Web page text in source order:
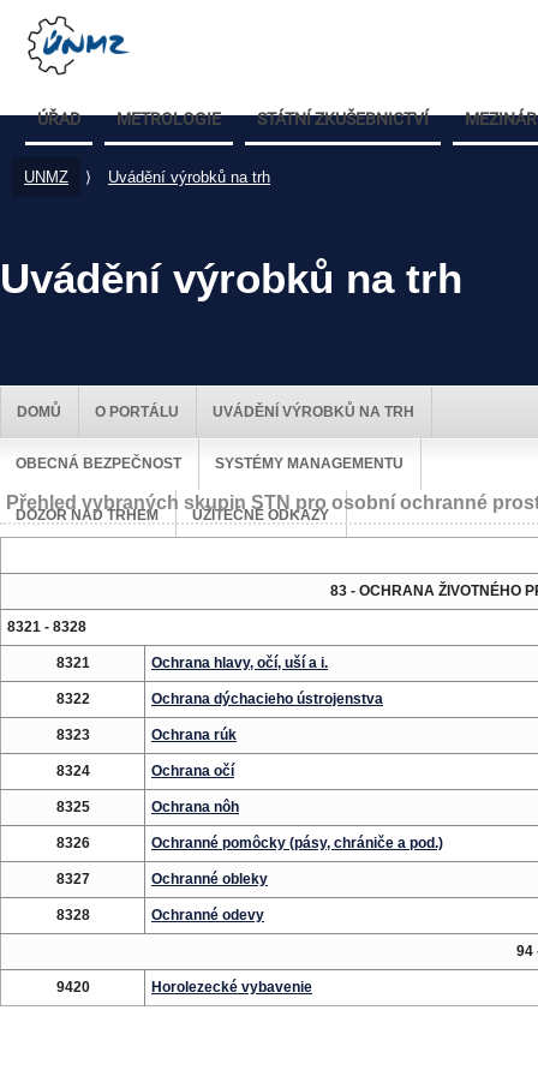
ÚŘAD METROLOGIE STÁTNÍ ZKUŠEBNICTVÍ
UNMZ ⟩ Uvádění výrobků na trh
Uvádění výrobků na trh
DOMŮ O PORTÁLU UVÁDĚNÍ VÝROBKŮ NA TRH
OBECNÁ BEZPEČNOST SYSTÉMY MANAGEMENTU
DOZOR NAD TRHEM UŽITEČNÉ ODKAZY
Přehled vybraných skupin STN pro osobní ochranné
83 - OCHRANA ŽIVOTNÉHO
8321 - 8328
8321 Ochrana hlavy, očí, uší a i.
8322 Ochrana dýchacieho ústrojenstva
8323 Ochrana rúk
8324 Ochrana očí
8325 Ochrana nôh
8326 Ochranné pomôcky (pásy, chrániče a pod.)
8327 Ochranné obleky
8328 Ochranné odevy
94
9420 Horolezecké vybavenie